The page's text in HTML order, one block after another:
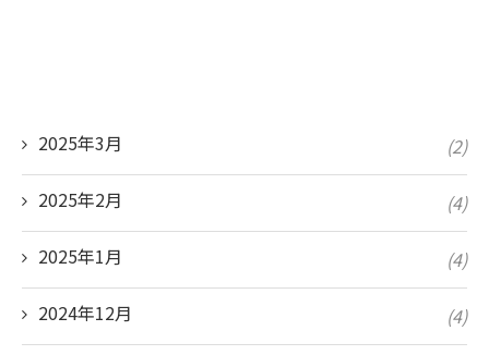
2025年3月 (2)
2025年2月 (4)
2025年1月 (4)
2024年12月 (4)